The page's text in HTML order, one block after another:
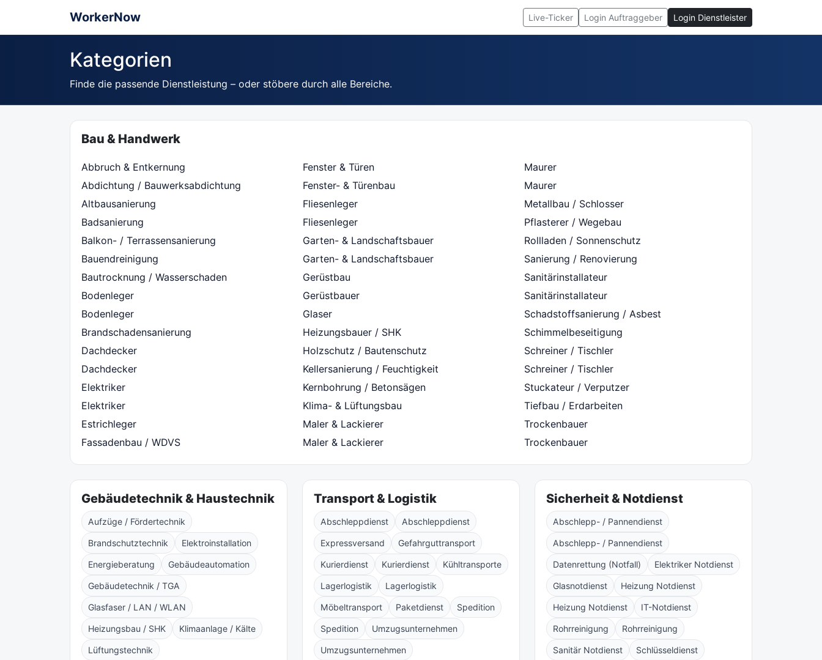
WorkerNow Live-Ticker Login Auftraggeber Login Dienstleister
Kategorien
Finde die passende Dienstleistung – oder stöbere durch alle Bereiche.
Bau & Handwerk
Abbruch & Entkernung
Abdichtung / Bauwerksabdichtung
Altbausanierung
Badsanierung
Balkon- / Terrassensanierung
Bauendreinigung
Bautrocknung / Wasserschaden
Bodenleger
Bodenleger
Brandschadensanierung
Dachdecker
Dachdecker
Elektriker
Elektriker
Estrichleger
Fassadenbau / WDVS
Fenster & Türen
Fenster- & Türenbau
Fliesenleger
Fliesenleger
Garten- & Landschaftsbauer
Garten- & Landschaftsbauer
Gerüstbau
Gerüstbauer
Glaser
Heizungsbauer / SHK
Holzschutz / Bautenschutz
Kellersanierung / Feuchtigkeit
Kernbohrung / Betonsägen
Klima- & Lüftungsbau
Maler & Lackierer
Maler & Lackierer
Maurer
Maurer
Metallbau / Schlosser
Pflasterer / Wegebau
Rollladen / Sonnenschutz
Sanierung / Renovierung
Sanitärinstallateur
Sanitärinstallateur
Schadstoffsanierung / Asbest
Schimmelbeseitigung
Schreiner / Tischler
Schreiner / Tischler
Stuckateur / Verputzer
Tiefbau / Erdarbeiten
Trockenbauer
Trockenbauer
Gebäudetechnik & Haustechnik
Aufzüge / Fördertechnik
Brandschutztechnik Elektroinstallation
Energieberatung Gebäudeautomation
Gebäudetechnik / TGA
Glasfaser / LAN / WLAN
Heizungsbau / SHK Klimaanlage / Kälte
Lüftungstechnik
Transport & Logistik
Abschleppdienst Abschleppdienst
Expressversand Gefahrguttransport
Kurierdienst Kurierdienst Kühltransporte
Lagerlogistik Lagerlogistik
Möbeltransport Paketdienst Spedition
Spedition Umzugsunternehmen
Umzugsunternehmen
Sicherheit & Notdienst
Abschlepp- / Pannendienst
Abschlepp- / Pannendienst
Datenrettung (Notfall) Elektriker Notdienst
Glasnotdienst Heizung Notdienst
Heizung Notdienst IT-Notdienst
Rohrreinigung Rohrreinigung
Sanitär Notdienst Schlüsseldienst